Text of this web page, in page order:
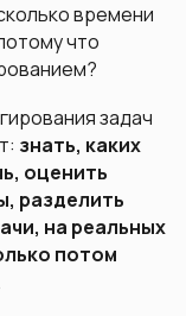
времени
что
задач
знать, каких
оценить
разделить
на реальных
потом